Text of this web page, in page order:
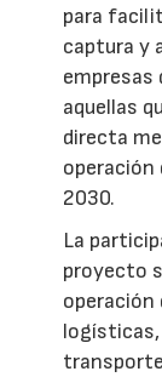
para
captura y
aquellas
directa
operación
2030.
La
proyecto